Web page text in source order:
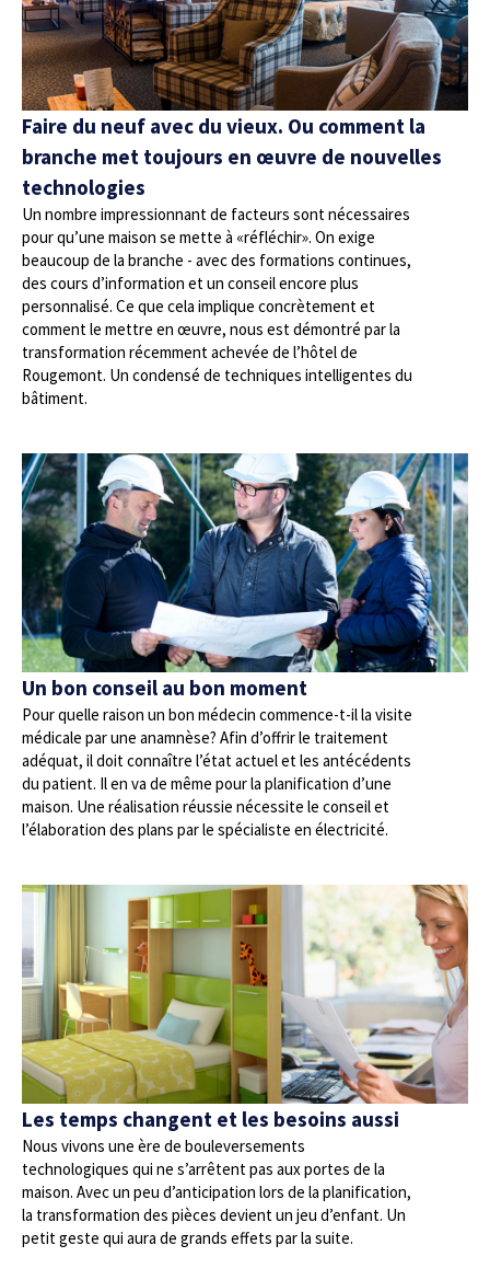
Faire du neuf avec du vieux. Ou comment la
branche met toujours en œuvre de nouvelles
technologies
Un nombre impressionnant de facteurs sont nécessaires
pour qu’une maison se mette à «réfléchir». On exige
beaucoup de la branche - avec des formations continues,
des cours d’information et un conseil encore plus
personnalisé. Ce que cela implique concrètement et
comment le mettre en œuvre, nous est démontré par la
transformation récemment achevée de l’hôtel de
Rougemont. Un condensé de techniques intelligentes du
bâtiment.
Un bon conseil au bon moment
Pour quelle raison un bon médecin commence-t-il la visite
médicale par une anamnèse? Afin d’offrir le traitement
adéquat, il doit connaître l’état actuel et les antécédents
du patient. Il en va de même pour la planification d’une
maison. Une réalisation réussie nécessite le conseil et
l’élaboration des plans par le spécialiste en électricité.
Les temps changent et les besoins aussi
Nous vivons une ère de bouleversements
technologiques qui ne s’arrêtent pas aux portes de la
maison. Avec un peu d’anticipation lors de la planification,
la transformation des pièces devient un jeu d’enfant. Un
petit geste qui aura de grands effets par la suite.